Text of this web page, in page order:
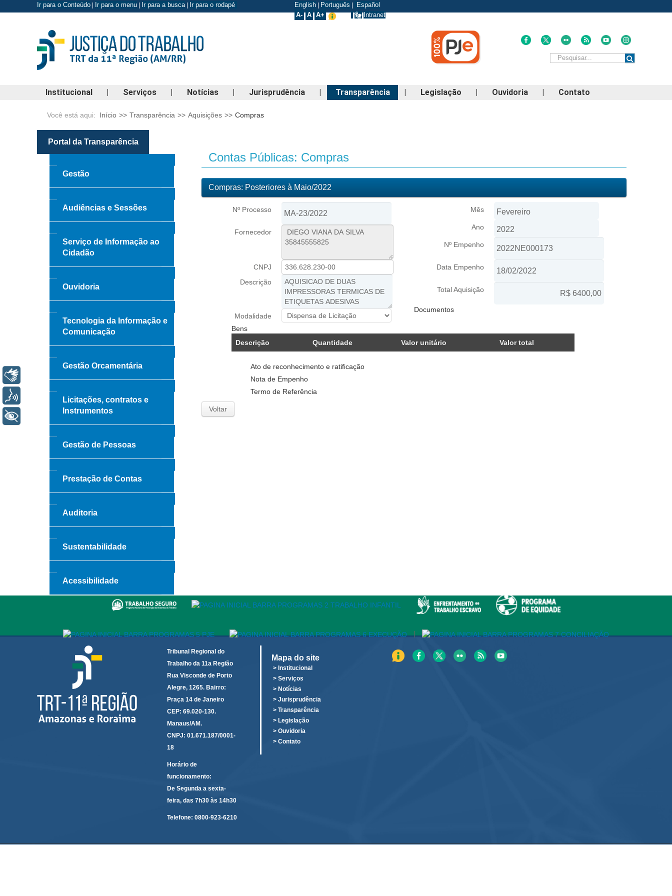
Ir para o Conteúdo Ir para o menu Ir para a busca| Ir para o rodapé English Português
Español
A- A A+ Intranet
Institucional | Serviços | Notícias | Jurisprudência | Transparência | Legislação | Ouvidoria | Contato
Você está aqui: Início >> Transparência >> Aquisições >> Compras
Contas Públicas: Compras
Compras: Posteriores à Maio/2022
Nº Processo
Fornecedor
CNPJ
Descrição
Modalidade
Mês
Ano
Nº Empenho
Data Empenho
Total Aquisição
Bens
Descrição
Quantidade Valor unitário Valor total
Documentos
Ato de reconhecimento e ratificação
Nota de Empenho
Termo de Referência
Voltar
Portal da Transparência
Gestão
Audiências e Sessões
Serviço de Informação ao
Cidadão
Ouvidoria
Tecnologia da Informação e
Comunicação
Gestão Orcamentária
Licitações, contratos e
Instrumentos
Gestão de Pessoas
Prestação de Contas
Auditoria
Sustentabilidade
Acessibilidade
|
Tribunal Regional do
Trabalho da 11a Região
Rua Visconde de Porto
Alegre, 1265. Bairro:
Praça 14 de Janeiro
CEP: 69.020-130.
Manaus/AM.
CNPJ: 01.671.187/0001-
18
Horário de
funcionamento:
De Segunda a sexta-
feira, das 7h30 às 14h30
Telefone: 0800-923-6210
Mapa do site
> Institucional
> Serviços
> Notícias
> Jurisprudência
> Transparência
> Legislação
> Ouvidoria
> Contato
+ Acessibilidade